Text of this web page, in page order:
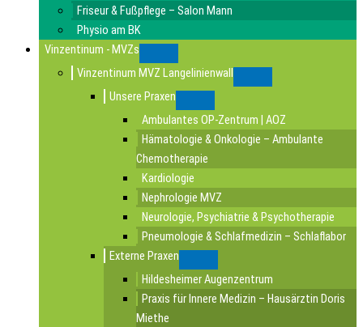
Friseur & Fußpflege – Salon Mann
Physio am BK
Vinzentinum - MVZs
Vinzentinum MVZ Langelinienwall
Unsere Praxen
Ambulantes OP-Zentrum | AOZ
Hämatologie & Onkologie – Ambulante
Chemotherapie
Kardiologie
Nephrologie MVZ
Neurologie, Psychiatrie & Psychotherapie
Pneumologie & Schlafmedizin – Schlaflabor
Externe Praxen
Hildesheimer Augenzentrum
Praxis für Innere Medizin – Hausärztin Doris
Miethe